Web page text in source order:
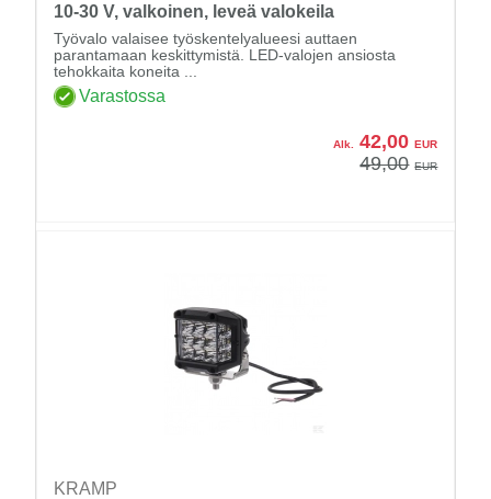
10-30 V, valkoinen, leveä valokeila
Työvalo valaisee työskentelyalueesi auttaen
parantamaan keskittymistä. LED-valojen ansiosta
tehokkaita koneita ...
Varastossa
Alk. 42,00 EUR
49,00 EUR
KRAMP